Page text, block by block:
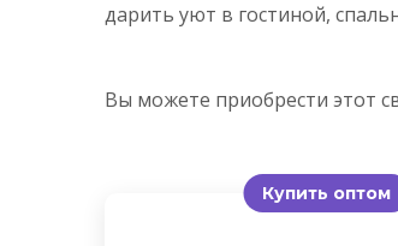
дарить уют в гостиной,
Вы можете приобрести этот
Купить оптом